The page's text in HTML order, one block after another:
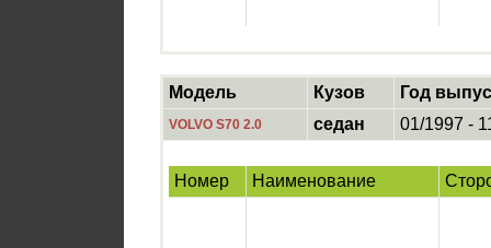
Модель Кузов Год
VOLVO S70 2.0 седан 01/1997 -
Номер Наименование